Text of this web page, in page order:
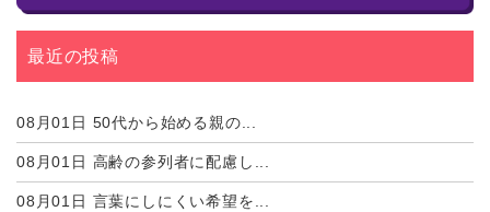
最近の投稿
08月01日 50代から始める親の...
08月01日 高齢の参列者に配慮し...
08月01日 言葉にしにくい希望を...